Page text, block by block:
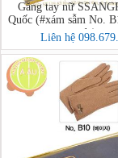
Găng tay nữ
Quốc (#xám sẫm No.
dạ)
Liên hệ